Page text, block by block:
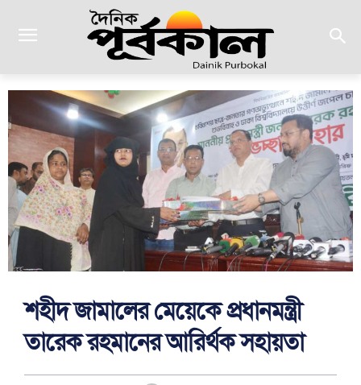
শহীদ জামালের মেয়েকে প্রধানমন্ত্রী
তারেক রহমানের আর্র্থিক সহায়তা